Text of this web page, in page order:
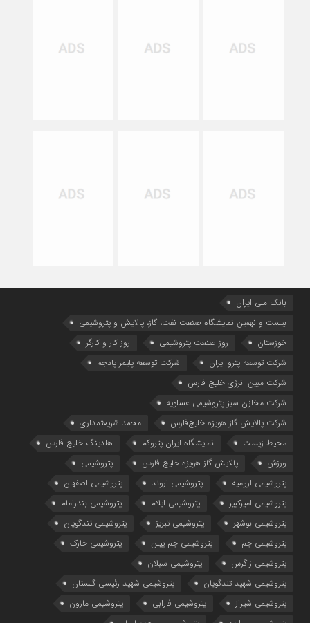
بانک ملی ایران
بیست و نهمین نمایشگاه صنعت نفت، گاز، پالایش و پتروشیمی
خوزستان
روز صنعت پتروشیمی
روز کار و کارگر
شركت توسعه پترو ایران
شرکت توسعه پلیمر پادجم
شرکت مبین انرژی خلیج فارس
شرکت مخازن سبز پتروشیمی عسلویه
شرکت پالایش گاز هویزه خلیج‌فارس
محمد شریعتمداری
محیط زیست
نمایشگاه ایران پتروکم
هلدینگ خلیج فارس
ورزش
پالایش گاز هویزه خلیج فارس
پتروشیمی
پتروشیمی ارومیه
پتروشیمی اروند
پتروشیمی اصفهان
پتروشیمی امیرکبیر
پتروشیمی ایلام
پتروشیمی بندرامام
پتروشیمی بوشهر
پتروشیمی تبریز
پتروشیمی تندگویان
پتروشیمی جم
پتروشیمی جم پیلن
پتروشیمی خارک
پتروشیمی زاگرس
پتروشیمی سبلان
پتروشیمی شهید تندگویان
پتروشیمی شهید رئیسی گلستان
پتروشیمی شیراز
پتروشیمی فارابی
پتروشیمی مارون